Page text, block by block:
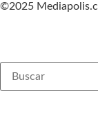
©2025 Mediapolis.cl